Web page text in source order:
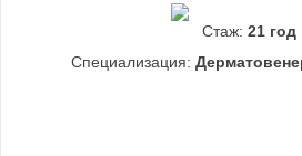
Стаж: 21 год
Специализация: